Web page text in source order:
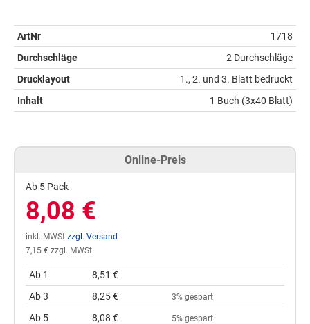
ArtNr
1718
Durchschläge
2 Durchschläge
Drucklayout
1., 2. und 3. Blatt bedruckt
Inhalt
1 Buch (3x40 Blatt)
Online-Preis
Ab 5 Pack
8,08 €
inkl. MWSt zzgl. Versand
7,15 € zzgl. MWSt
Ab 1
8,51 €
Ab 3
8,25 € 3% gespart
Ab 5 8,08 € 5% gespart